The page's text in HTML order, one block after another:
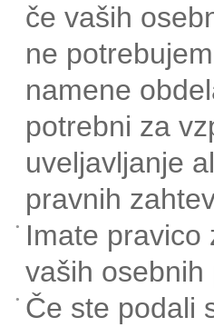
če vaših
ne
namene
potrebni za
uveljavljanje
pravnih
Imate pravico
vaših osebnih
Če ste podali